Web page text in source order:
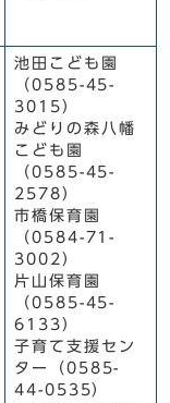
池田こども園
（0585-45-
3015）
みどりの森八幡
こども園
（0585-45-
2578）
市橋保育園
（0584-71-
3002）
片山保育園
（0585-45-
6133）
子育て支援セン
ター（0585-
44-0535）